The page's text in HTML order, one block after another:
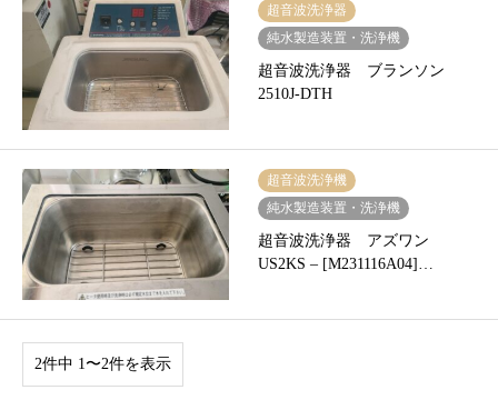
超音波洗浄器
純水製造装置・洗浄機
超音波洗浄器 ブランソン
2510J-DTH
超音波洗浄機
純水製造装置・洗浄機
超音波洗浄器 アズワン
US2KS – [M231116A04]…
2件中 1〜2件を表示